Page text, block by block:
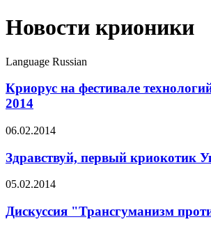
Новости крионики
Language Russian
Криорус на фестивале
2014
06.02.2014
Здравствуй, первый криокотик
05.02.2014
Дискуссия "Трансгуманизм